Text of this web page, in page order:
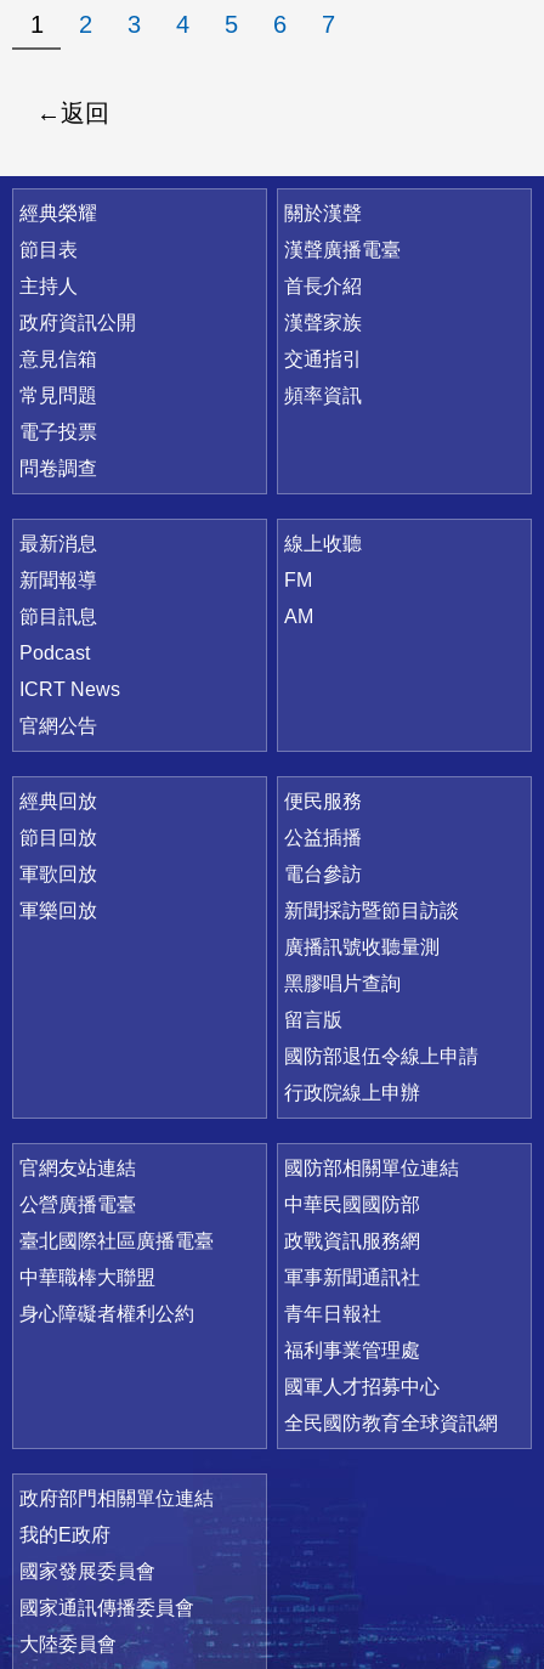
1 2 3 4 5 6 7
返回
快速連結
經典榮耀
節目表
主持人
政府資訊公開
意見信箱
常見問題
電子投票
問卷調查
關於漢聲
漢聲廣播電臺
首長介紹
漢聲家族
交通指引
頻率資訊
最新消息
新聞報導
節目訊息
Podcast
ICRT News
官網公告
線上收聽
FM
AM
經典回放
節目回放
軍歌回放
軍樂回放
便民服務
公益插播
電台參訪
新聞採訪暨節目訪談
廣播訊號收聽量測
黑膠唱片查詢
留言版
國防部退伍令線上申請
行政院線上申辦
官網友站連結
公營廣播電臺
臺北國際社區廣播電臺
中華職棒大聯盟
身心障礙者權利公約
國防部相關單位連結
中華民國國防部
政戰資訊服務網
軍事新聞通訊社
青年日報社
福利事業管理處
國軍人才招募中心
全民國防教育全球資訊網
政府部門相關單位連結
我的E政府
國家發展委員會
國家通訊傳播委員會
大陸委員會